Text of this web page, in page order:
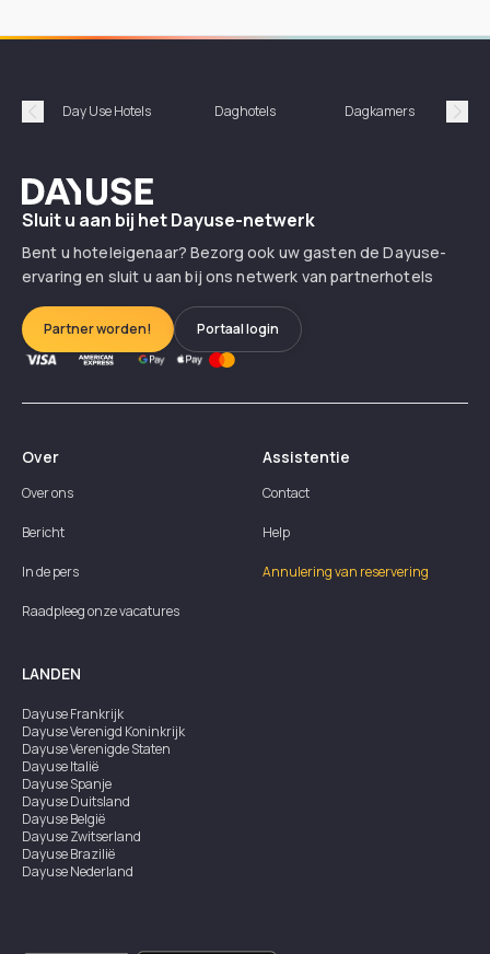
Précédent
Day Use Hotels Daghotels Dagkamers
Dayuse
Sluit u aan bij het Dayuse-netwerk
Bent u hoteleigenaar? Bezorg ook uw gasten de Dayuse-
ervaring en sluit u aan bij ons netwerk van partnerhotels
Partner worden! Portaal login
Over
Over ons
Bericht
In de pers
Raadpleeg onze vacatures
Assistentie
Contact
Help
Annulering van reservering
LANDEN
DayuseFrankrijk
DayuseVerenigd Koninkrijk
DayuseVerenigde Staten
DayuseItalië
DayuseSpanje
DayuseDuitsland
DayuseBelgië
DayuseZwitserland
DayuseBrazilië
DayuseNederland